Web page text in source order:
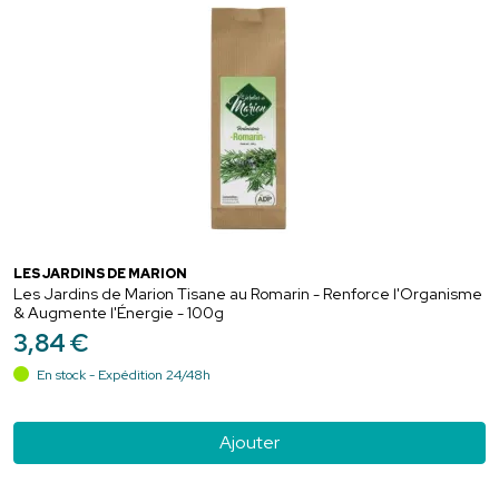
LES JARDINS DE MARION
Les Jardins de Marion Tisane au Romarin - Renforce l'Organisme
& Augmente l'Énergie - 100g
3,84€
En stock - Expédition 24/48h
Ajouter